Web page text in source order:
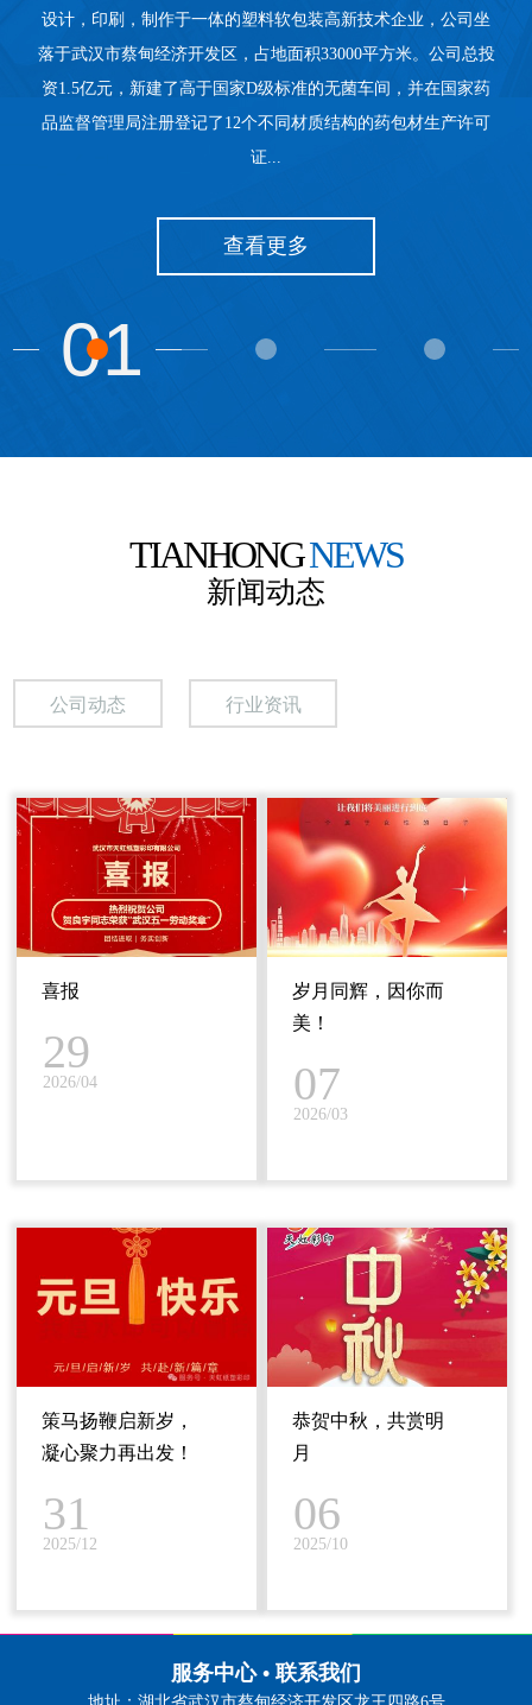
设计，印刷，制作于一体的塑料软包装高新技术企业，公司坐
落于武汉市蔡甸经济开发区，占地面积33000平方米。公司总投
资1.5亿元，新建了高于国家D级标准的无菌车间，并在国家药
品监督管理局注册登记了12个不同材质结构的药包材生产许可
证...
查看更多
01
TIANHONGNEWS
新闻动态
公司动态 行业资讯
喜报
29
2026/04
岁月同辉，因你而
美！
07
2026/03
策马扬鞭启新岁，
凝心聚力再出发！
31
2025/12
恭贺中秋，共赏明
月
06
2025/10
服务中心 • 联系我们